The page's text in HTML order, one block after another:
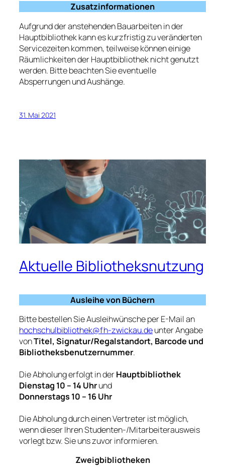
Zusatzinformationen
Aufgrund der anstehenden Bauarbeiten in der
Hauptbibliothek kann es kurzfristig zu veränderten
Servicezeiten kommen, teilweise können einige
Räumlichkeiten der Hauptbibliothek nicht genutzt
werden. Bitte beachten Sie eventuelle
Absperrungen und Aushänge.
31. Mai 2021
Aktuelle Bibliotheksnutzung
Ausleihe von Büchern
Bitte bestellen Sie Ausleihwünsche per E-Mail an
hochschulbibliothek@fh-zwickau.deunter Angabe
vonTitel, Signatur/Regalstandort, Barcode und
Bibliotheksbenutzernummer.
Die Abholung erfolgt in derHauptbibliothek
Dienstag 10 – 14 Uhrund
Donnerstags 10 – 16 Uhr
Die Abholung durch einen Vertreter ist möglich,
wenn dieser Ihren Studenten-/Mitarbeiterausweis
vorlegt bzw. Sie uns zuvor informieren.
Zweigbibliotheken